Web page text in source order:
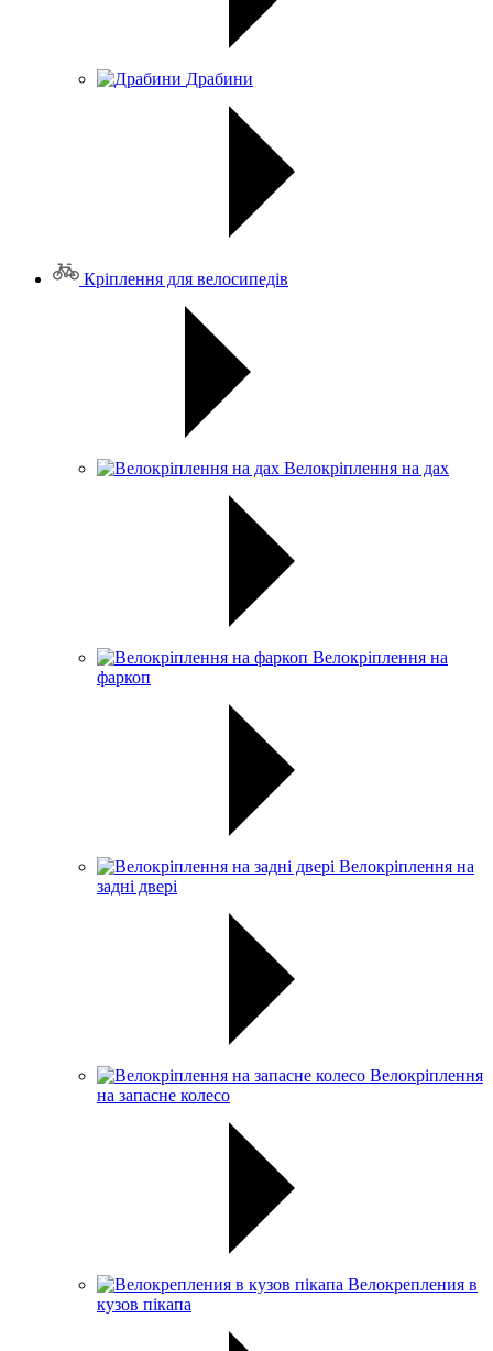
Драбини
Кріплення для велосипедів
Велокріплення на дах
Велокріплення на
фаркоп
Велокріплення на
задні двері
Велокріплення
на запасне колесо
Велокрепления в
кузов пікапа